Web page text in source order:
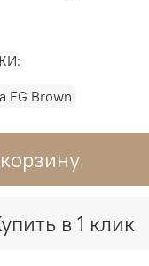
в 1 клик
FG Brown